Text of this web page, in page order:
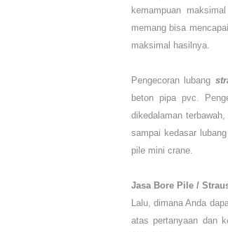
kemampuan
memang bisa
maksimal hasilnya.
Pengecoran lubang
beton pipa pvc.
dikedalaman
sampai kedasar
pile mini crane.
Jasa Bore Pile /
Lalu,dimana Anda
atas pertanyaan dan